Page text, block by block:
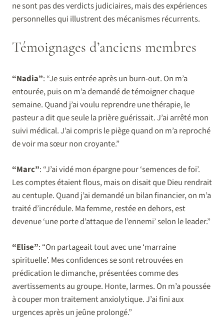
ne sont pas des verdicts judiciaires, mais des expériences
personnelles qui illustrent des mécanismes récurrents.
Témoignages d’anciens membres
“Nadia”: “Je suis entrée après un burn-out. On m’a
entourée, puis on m’a demandé de témoigner chaque
semaine. Quand j’ai voulu reprendre une thérapie, le
pasteur a dit que seule la prière guérissait. J’ai arrêté mon
suivi médical. J’ai compris le piège quand on m’a reproché
de voir ma sœur non croyante.”
“Marc”: “J’ai vidé mon épargne pour ‘semences de foi’.
Les comptes étaient flous, mais on disait que Dieu rendrait
au centuple. Quand j’ai demandé un bilan financier, on m’a
traité d’incrédule. Ma femme, restée en dehors, est
devenue ‘une porte d’attaque de l’ennemi’ selon le leader.”
“Elise”: “On partageait tout avec une ‘marraine
spirituelle’. Mes confidences se sont retrouvées en
prédication le dimanche, présentées comme des
avertissements au groupe. Honte, larmes. On m’a poussée
à couper mon traitement anxiolytique. J’ai fini aux
urgences après un jeûne prolongé.”